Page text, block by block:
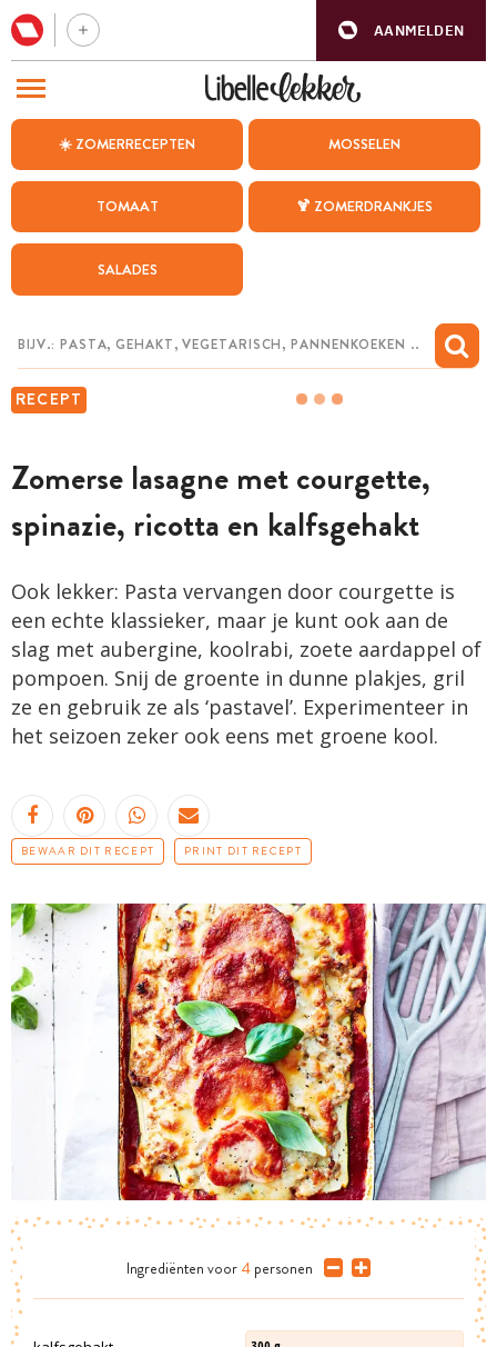
AANMELDEN
☀️ ZOMERRECEPTEN MOSSELEN
TOMAAT 🍹 ZOMERDRANKJES
SALADES
RECEPT
Zomerse lasagne met courgette,
spinazie, ricotta en kalfsgehakt
Ook lekker: Pasta vervangen door courgette is
een echte klassieker, maar je kunt ook aan de
slag met aubergine, koolrabi, zoete aardappel of
pompoen. Snij de groente in dunne plakjes, gril
ze en gebruik ze als ‘pastavel’. Experimenteer in
het seizoen zeker ook eens met groene kool.
BEWAAR DIT RECEPT PRINT DIT RECEPT
Ingrediënten voor 4 personen
BEZOEK ONZE ANDERE WEBSITES
WEEKMENU
CHAT MET MAIA
MIJN BEWAARDE RECEPTEN